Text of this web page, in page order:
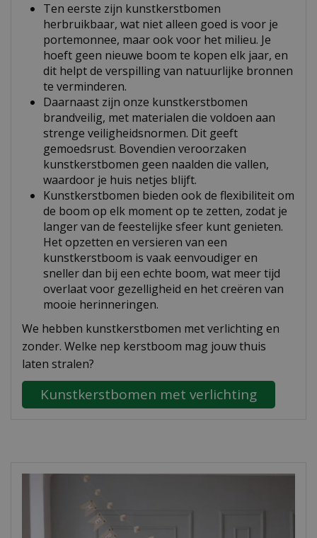
Ten eerste zijn kunstkerstbomen
herbruikbaar, wat niet alleen goed is voor je
portemonnee, maar ook voor het milieu. Je
hoeft geen nieuwe boom te kopen elk jaar, en
dit helpt de verspilling van natuurlijke bronnen
te verminderen.
Daarnaast zijn onze kunstkerstbomen
brandveilig, met materialen die voldoen aan
strenge veiligheidsnormen. Dit geeft
gemoedsrust. Bovendien veroorzaken
kunstkerstbomen geen naalden die vallen,
waardoor je huis netjes blijft.
Kunstkerstbomen bieden ook de flexibiliteit om
de boom op elk moment op te zetten, zodat je
langer van de feestelijke sfeer kunt genieten.
Het opzetten en versieren van een
kunstkerstboom is vaak eenvoudiger en
sneller dan bij een echte boom, wat meer tijd
overlaat voor gezelligheid en het creëren van
mooie herinneringen.
We hebben kunstkerstbomen met verlichting en
zonder. Welke nep kerstboom mag jouw thuis
laten stralen?
Kunstkerstbomen met verlichting